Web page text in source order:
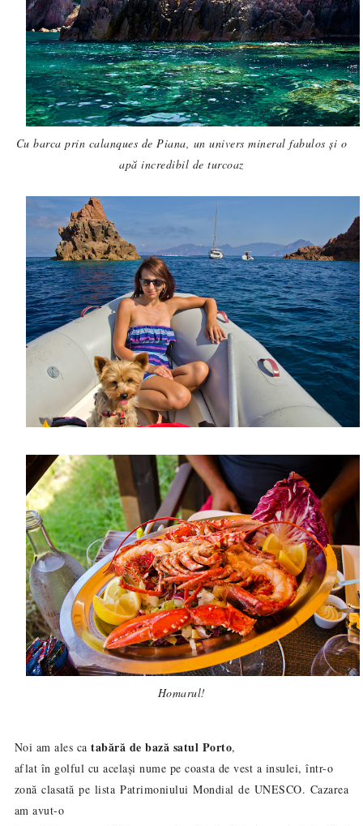
Cu barca prin calanques de Piana, un univers mineral fabulos și o
apă incredibil de turcoaz
Homarul!
Noi am ales catabără de bază satul Porto,
aflat în golful cu același nume pe coasta de vest a insulei, într-o
zonă clasată pe lista Patrimoniului Mondial de UNESCO. Cazarea
am avut-o